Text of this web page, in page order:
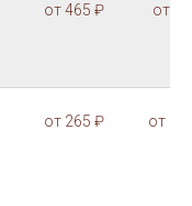
от 465 ₽ от
от 265 ₽ от